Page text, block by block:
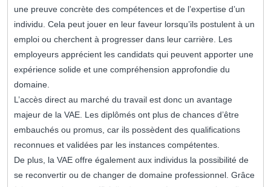
une preuve concrète des compétences et de l’expertise d’un
individu. Cela peut jouer en leur faveur lorsqu’ils postulent à un
emploi ou cherchent à progresser dans leur carrière. Les
employeurs apprécient les candidats qui peuvent apporter une
expérience solide et une compréhension approfondie du
domaine.
L’accès direct au marché du travail est donc un avantage
majeur de la VAE. Les diplômés ont plus de chances d’être
embauchés ou promus, car ils possèdent des qualifications
reconnues et validées par les instances compétentes.
De plus, la VAE offre également aux individus la possibilité de
se reconvertir ou de changer de domaine professionnel. Grâce